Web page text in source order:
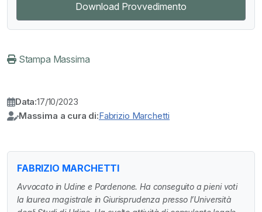
Download Provvedimento
Stampa Massima
Data:17/10/2023
Massima a cura di:Fabrizio Marchetti
FABRIZIO MARCHETTI
Avvocato in Udine e Pordenone. Ha conseguito a pieni voti
la laurea magistrale in Giurisprudenza presso l’Università